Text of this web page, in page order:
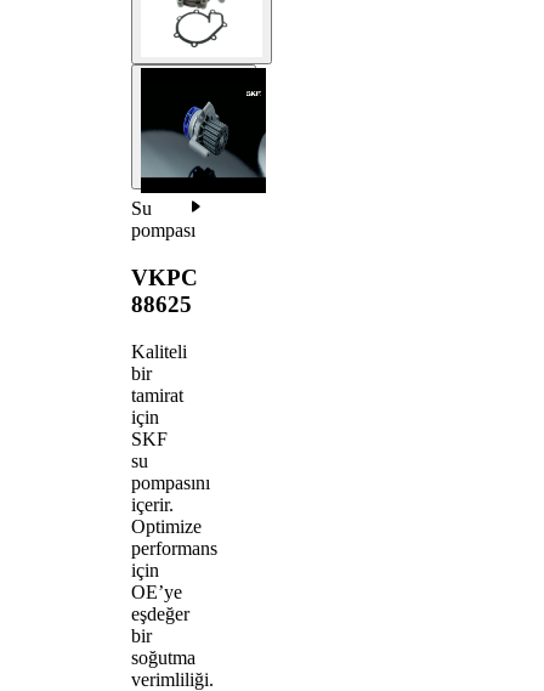
Su
pompası
VKPC
88625
Kaliteli
bir
tamirat
için
SKF
su
pompasını
içerir.
Optimize
performans
için
OE’ye
eşdeğer
bir
soğutma
verimliliği.